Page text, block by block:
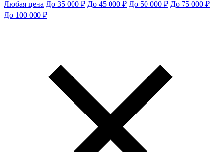
Любая цена До 35 000 ₽ До 45 000 ₽ До 50 000 ₽ До 75 000 ₽
До 100 000 ₽